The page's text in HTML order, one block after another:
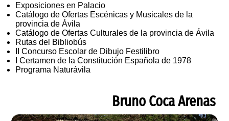
Exposiciones en Palacio
Catálogo de Ofertas Escénicas y Musicales de la
provincia de Ávila
Catálogo de Ofertas Culturales de la provincia de Ávila
Rutas del Bibliobús
II Concurso Escolar de Dibujo Festilibro
I Certamen de la Constitución Española de 1978
Programa Naturávila
Bruno Coca Arenas